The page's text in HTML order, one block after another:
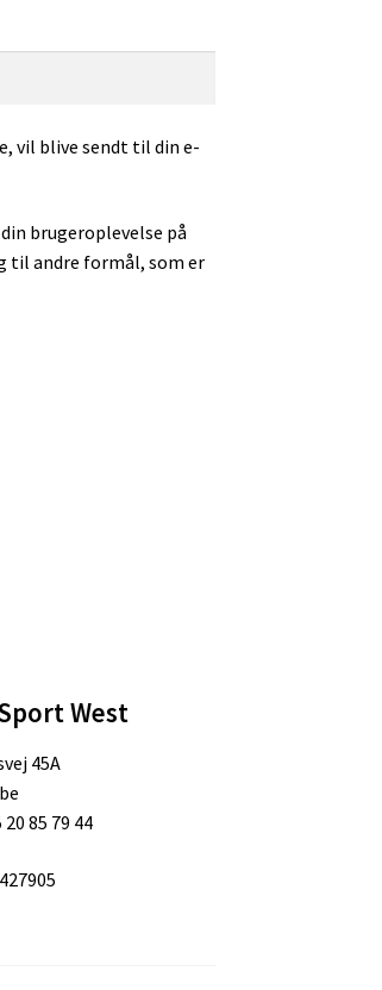
vil blive sendt til din e-
brugeroplevelse på
til andre formål, som er
West
45A
85 79 44